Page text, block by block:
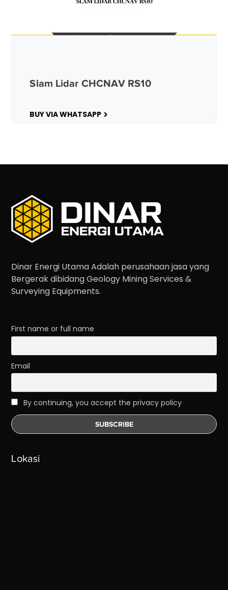
Slam Lidar CHCNAV RS10
BUY VIA WHATSAPP
Dinar Energi Utama Adalah perusahaan jasa yang
Bergerak dibidang Geology Mining Services &
Surveying Equipments.
First name or full name
Email
By continuing, you accept the privacy policy
Lokasi